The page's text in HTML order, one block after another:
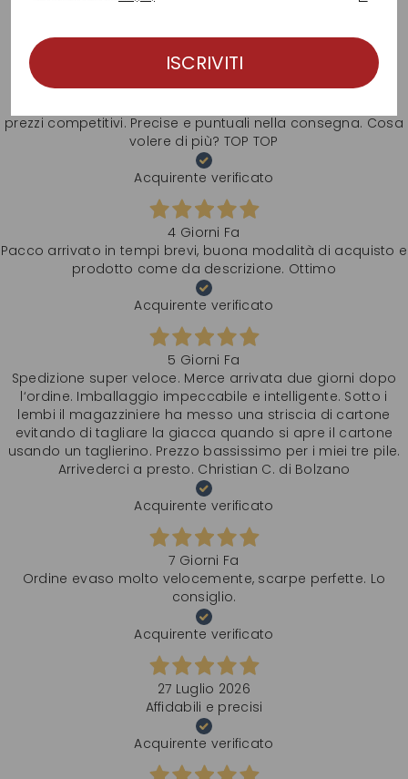
prezzi competitivi. Precise e puntuali nella consegna. Cosa
volere di più? TOP TOP
Acquirente verificato
4 Giorni Fa
Pacco arrivato in tempi brevi, buona modalità di acquisto e
prodotto come da descrizione. Ottimo
Acquirente verificato
5 Giorni Fa
Spedizione super veloce. Merce arrivata due giorni dopo
l‘ordine. Imballaggio impeccabile e intelligente. Sotto i
lembi il magazziniere ha messo una striscia di cartone
evitando di tagliare la giacca quando si apre il cartone
usando un taglierino. Prezzo bassissimo per i miei tre pile.
Arrivederci a presto. Christian C. di Bolzano
Acquirente verificato
7 Giorni Fa
Ordine evaso molto velocemente, scarpe perfette. Lo
consiglio.
Acquirente verificato
27 Luglio 2026
Affidabili e precisi
Acquirente verificato
ISCRIVITI